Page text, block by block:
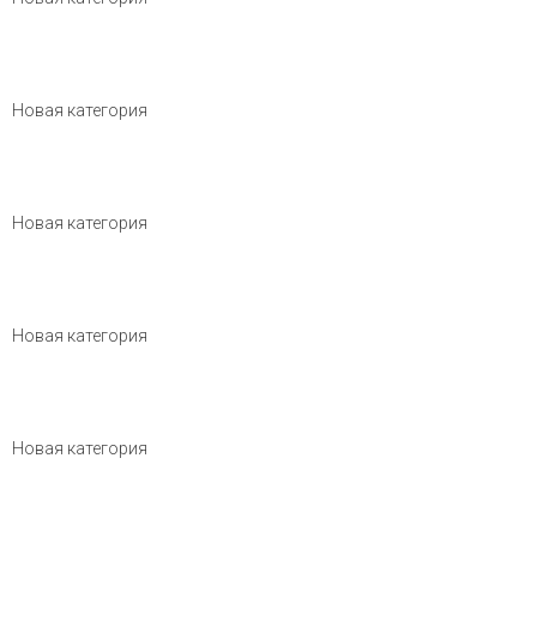
Новая категория
Новая категория
Новая категория
Новая категория